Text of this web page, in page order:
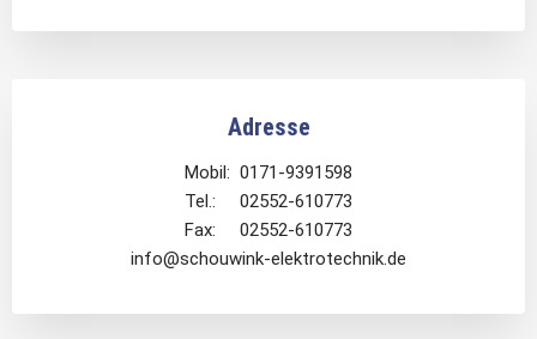
Adresse
Mobil: 0171-9391598
Tel.: 02552-610773
Fax: 02552-610773
info@schouwink-elektrotechnik.de